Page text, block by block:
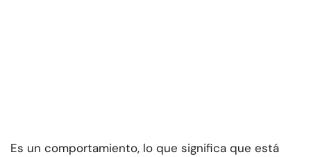
Es un comportamiento, lo que significa que está